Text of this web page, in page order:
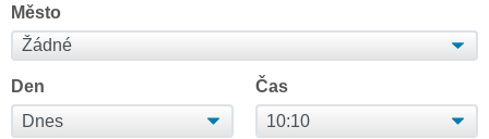
Město
Den Čas